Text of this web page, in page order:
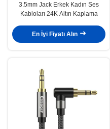
3.5mm Jack Erkek Kadın Ses
Kabloları 24K Altın Kaplama
En İyi Fiyatı Alın